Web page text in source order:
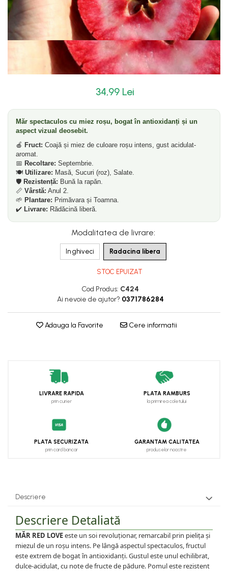
34,99 Lei
Măr spectaculos cu miez roșu, bogat în antioxidanți și un
aspect vizual deosebit.
🍎 Fruct: Coajă și miez de culoare roșu intens, gust acidulat-
aromat.
📅 Recoltare: Septembrie.
🍽️ Utilizare: Masă, Sucuri (roz), Salate.
🛡️ Rezistență: Bună la rapăn.
📏 Vârstă: Anul 2.
🌱 Plantare: Primăvara și Toamna.
✔️ Livrare: Rădăcină liberă.
Modalitatea de livrare:
In ghiveci Radacina libera
STOC EPUIZAT
Cod Produs: C424
Ai nevoie de ajutor? 0371786284
Adauga la Favorite Cere informatii
LIVRARE RAPIDA
prin curier
PLATA RAMBURS
la primirea coletului
PLATA SECURIZATA
prin card bancar
GARANTAM CALITATEA
produselor noastre
Descriere
Descriere Detaliată
MĂR RED LOVEeste un soi revoluționar, remarcabil prin pielița și
miezul de un roșu intens. Pe lângă aspectul spectaculos, fructul
este extrem de bogat în antioxidanți. Gustul este unul echilibrat,
dulce-acidulat, cu note de fructe de pădure. Pomul este rezistent